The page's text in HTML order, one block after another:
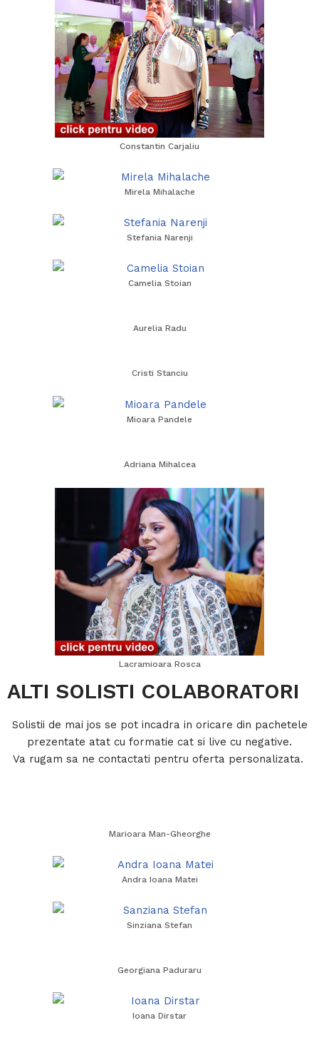
Constantin Carjaliu
Mirela Mihalache
Stefania Narenji
Camelia Stoian
Aurelia Radu
Cristi Stanciu
Mioara Pandele
Adriana Mihalcea
Lacramioara Rosca
ALTI SOLISTI COLABORATORI
Solistii de mai jos se pot incadra in oricare din pachetele
prezentate atat cu formatie cat si live cu negative.
Va rugam sa ne contactati pentru oferta personalizata.
Marioara Man-Gheorghe
Andra Ioana Matei
Sinziana Stefan
Georgiana Paduraru
Ioana Dirstar